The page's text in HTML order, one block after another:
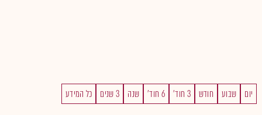
יום שבוע חודש 3 חוד' 6 חוד' שנה 3 שנים כל המידע